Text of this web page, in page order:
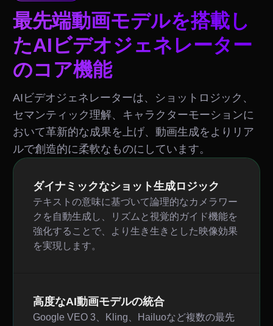
最先端動画モデルを搭載し
たAIビデオジェネレーター
のコア機能
AIビデオジェネレーターは、ショットロジック、
セマンティック理解、キャラクターモーションに
おいて革新的な成果を上げ、動画生成をよりリア
ルで創造的に柔軟なものにしています。
ダイナミックなショット生成ロジック
テキストの意味に基づいて論理的なカメラワー
クを自動生成し、リズムと視覚的ガイド機能を
強化することで、より生き生きとした映像効果
を実現します。
高度なAI動画モデルの統合
Google VEO 3、Kling、Hailuoなど複数の最先